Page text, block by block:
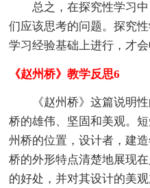
总之，在探究性学习中
们应该思考的问题。探究
学习经验基础上进行，才
《赵州桥》教学反思6
《赵州桥》这篇说明性
桥的雄伟、坚固和美观。
州桥的位置，设计者，建
桥的外形特点清楚地展现
的好处，并对其设计的美